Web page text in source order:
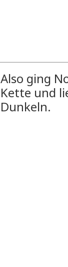
Also ging
Kette und
Dunkeln.